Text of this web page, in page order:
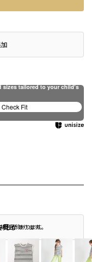
合があります。
合があります。
見る
sizes tailored to your child's
Check Fit